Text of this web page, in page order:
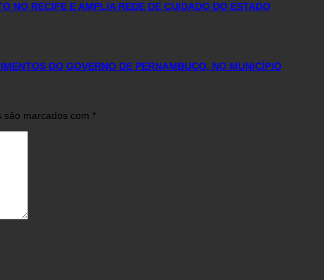
NO RECIFE E AMPLIA REDE DE CUIDADO DO ESTADO
DO GOVERNO DE PERNAMBUCO, NO MUNICÍPIO
são marcados com *